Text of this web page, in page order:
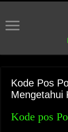
Kode Pos
Mengetahui
Kode pos